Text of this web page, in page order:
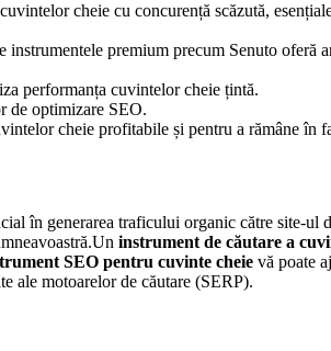
cheie cu concurență scăzută,
premium precum Senuto oferă
performanța cuvintelor cheie țintă.
de optimizare SEO.
cheie profitabile și pentru a rămâne în
în generarea traficului organic către site-ul
instrument de căutare a
SEO pentru cuvinte cheie vă poate
ale motoarelor de căutare (SERP).